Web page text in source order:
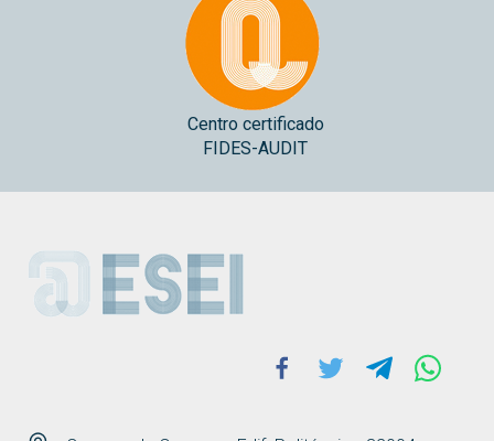
Centro certificado
FIDES-AUDIT
ESEI
Facebook
Twitter Telegram